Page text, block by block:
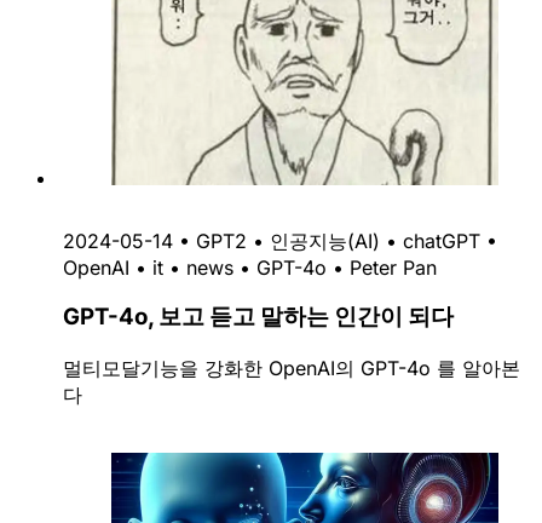
2024-05-14 • GPT2 • 인공지능(AI) • chatGPT •
OpenAI • it • news • GPT-4o • Peter Pan
GPT-4o, 보고 듣고 말하는 인간이 되다
멀티모달기능을 강화한 OpenAI의 GPT-4o 를 알아본
다